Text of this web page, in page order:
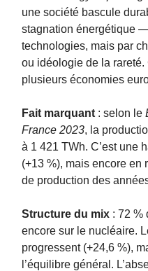
une société bascule
stagnation énergétique
technologies, mais par
ou idéologie de la rareté.
plusieurs économies
Fait marquant : selon le
France 2023, la
à 1 421 TWh. C’est une
(+13 %), mais encore en
de production des
Structure du mix : 72 %
encore sur le nucléaire.
progressent (+24,6 %),
l’équilibre général.